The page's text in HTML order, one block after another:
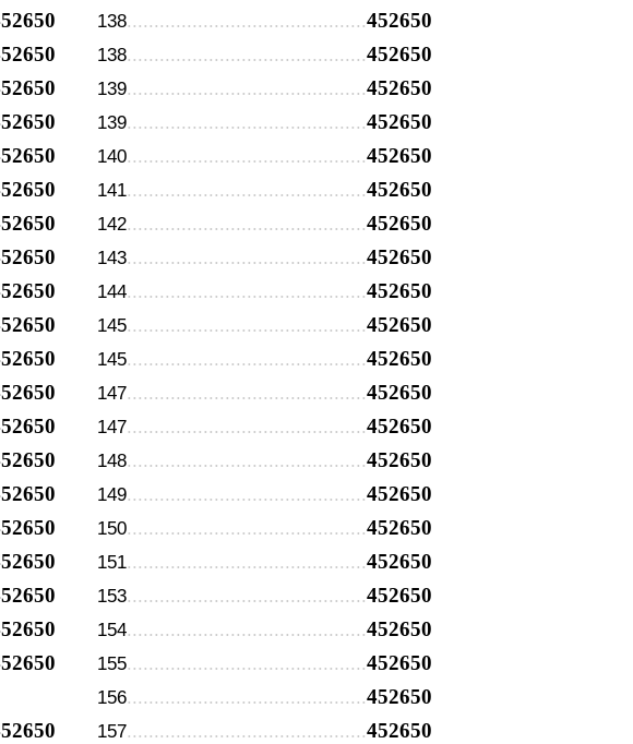
138 452650
138 452650
139 452650
139 452650
140 452650
141 452650
142 452650
143 452650
144 452650
145 452650
145 452650
147 452650
147 452650
148 452650
149 452650
150 452650
151 452650
153 452650
154 452650
155 452650
156 452650
157 452650